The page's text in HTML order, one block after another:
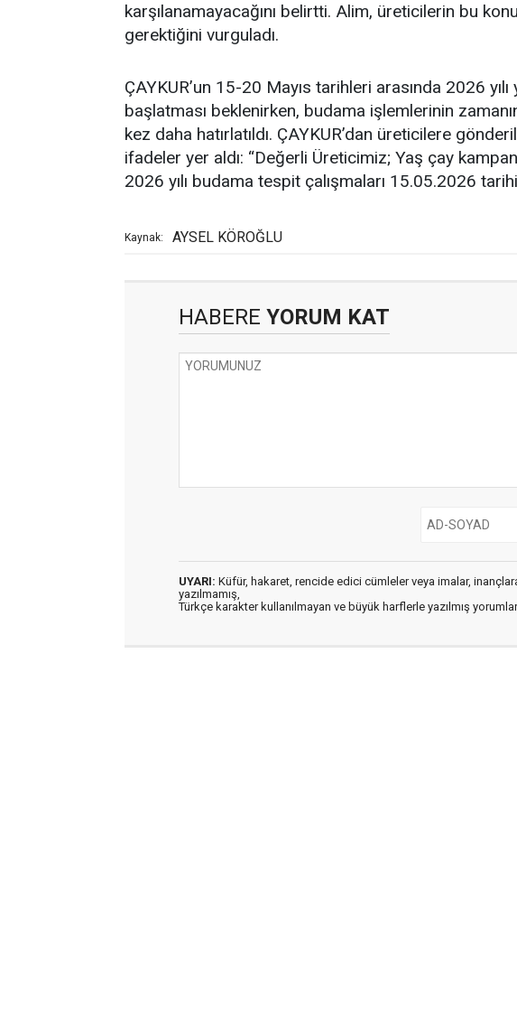
karşılanamayacağını belirtti. Alim, üreticilerin bu
gerektiğini vurguladı.
ÇAYKUR’un 15-20 Mayıs tarihleri arasında 2026 yılı
başlatması beklenirken, budama işlemlerinin
kez daha hatırlatıldı. ÇAYKUR’dan üreticilere
ifadeler yer aldı: “Değerli Üreticimiz; Yaş çay
2026 yılı budama tespit çalışmaları 15.05.2026
Kaynak: AYSEL KÖROĞLU
HABERE YORUM KAT
UYARI: Küfür, hakaret, rencide edici cümleler veya imalar,
yazılmamış,
Türkçe karakter kullanılmayan ve büyük harflerle yazılmış